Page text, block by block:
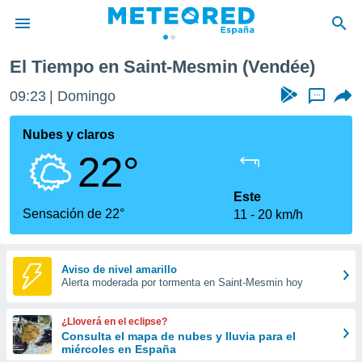
de
por
que se
calidad.
a este
las
y
forma
digital
basada
El Tiempo en Saint-Mesmin (Vendée)
09:23 Domingo ...
Nubes y claros
22°
Sensación de 22°
Este
11
20 km/h
Aviso de nivel amarillo
Alerta moderada por tormenta en Saint-Mesmin hoy
¿Lloverá en el eclipse?
Consulta el mapa de nubes y lluvia para el
miércoles en España